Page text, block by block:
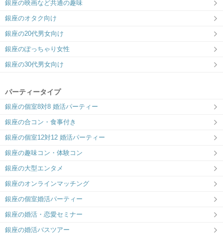
銀座の映画など共通の趣味
銀座のオタク向け
銀座の20代男女向け
銀座のぽっちゃり女性
銀座の30代男女向け
パーティータイプ
銀座の個室8対8 婚活パーティー
銀座の合コン・食事付き
銀座の個室12対12 婚活パーティー
銀座の趣味コン・体験コン
銀座の大型エンタメ
銀座のオンラインマッチング
銀座の個室婚活パーティー
銀座の婚活・恋愛セミナー
銀座の婚活バスツアー